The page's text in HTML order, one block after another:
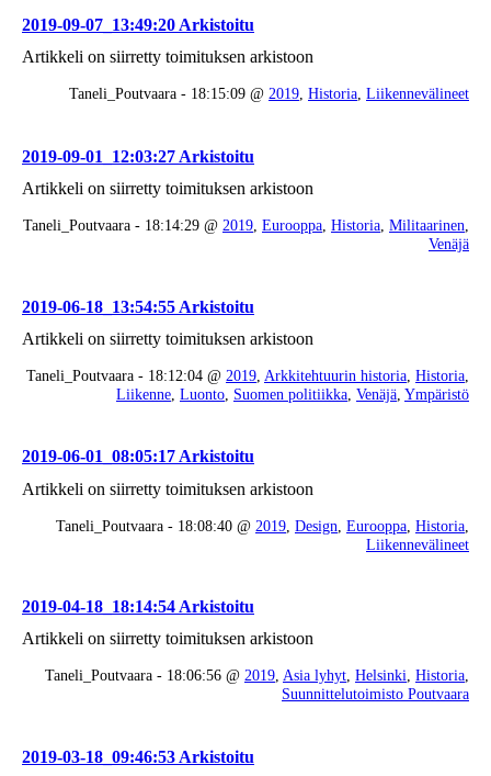
2019-09-07_13:49:20 Arkistoitu
Artikkeli on siirretty toimituksen arkistoon
Taneli_Poutvaara - 18:15:09 @ 2019 Historia Liikennevälineet
2019-09-01_12:03:27 Arkistoitu
Artikkeli on siirretty toimituksen arkistoon
Taneli_Poutvaara - 18:14:29 @ 2019 Eurooppa Historia Militaarinen
Venäjä
2019-06-18_13:54:55 Arkistoitu
Artikkeli on siirretty toimituksen arkistoon
Taneli_Poutvaara - 18:12:04 @ 2019 Arkkitehtuurin historia Historia
Liikenne Luonto Suomen politiikka Venäjä Ympäristö
2019-06-01_08:05:17 Arkistoitu
Artikkeli on siirretty toimituksen arkistoon
Taneli_Poutvaara - 18:08:40 @ 2019 Design Eurooppa Historia
Liikennevälineet
2019-04-18_18:14:54 Arkistoitu
Artikkeli on siirretty toimituksen arkistoon
Taneli_Poutvaara - 18:06:56 @ 2019, Asia lyhyt, Helsinki, Historia,
Suunnittelutoimisto Poutvaara
2019-03-18_09:46:53 Arkistoitu